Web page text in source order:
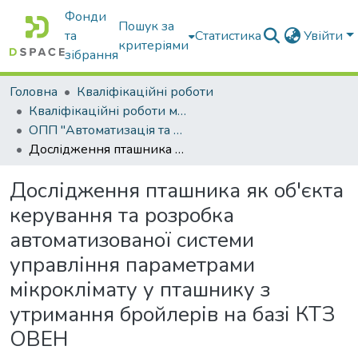
Фонди
та
зібрання
Пошук за
критеріями
Статистика Увійти
Головна
Кваліфікаційні роботи
Кваліфікаційні роботи магістрів
ОПП "Автоматизація та комп’ютерно-інтегровані технології"
Дослідження пташника як об'єкта керування та розробка автоматизованої системи управління параметрами мікроклімату у пташнику з утримання бройлерів на базі КТЗ ОВЕН
Дослідження пташника як об'єкта
керування та розробка
автоматизованої системи
управління параметрами
мікроклімату у пташнику з
утримання бройлерів на базі КТЗ
ОВЕН